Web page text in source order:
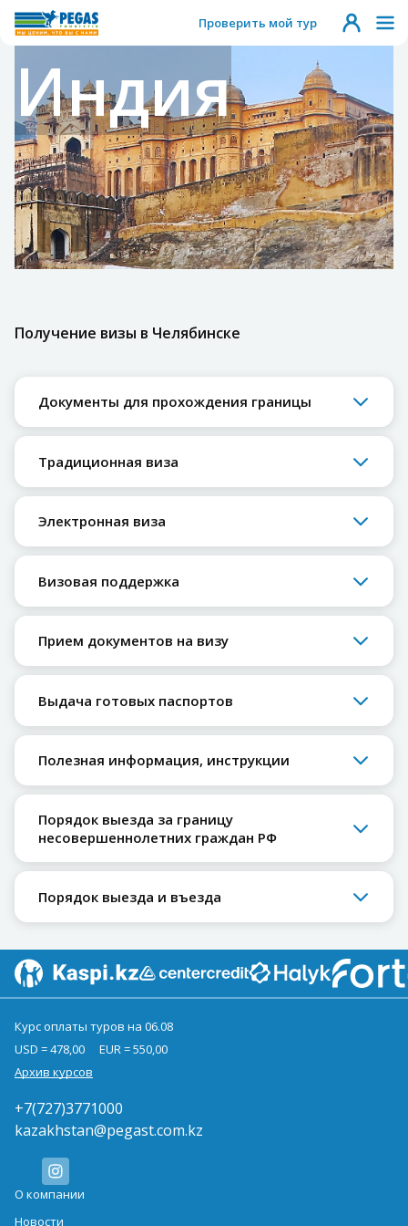
Проверить мой тур
Индия
Получение визы в Челябинске
Документы для прохождения границы
Традиционная виза
Электронная виза
Визовая поддержка
Прием документов на визу
Выдача готовых паспортов
Полезная информация, инструкции
Порядок выезда за границу
несовершеннолетних граждан РФ
Порядок выезда и въезда
Курс оплаты туров на 06.08
USD = 478,00
EUR = 550,00
Архив курсов
+7(727)3771000
kazakhstan@pegast.com.kz
О компании
Новости